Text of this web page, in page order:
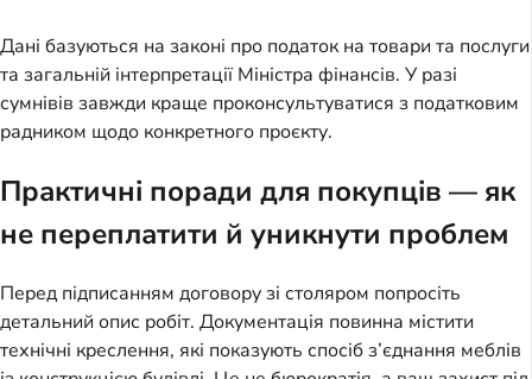
Дані базуються на законі про податок на товари та послуги
та загальній інтерпретації Міністра фінансів. У разі
сумнівів завжди краще проконсультуватися з податковим
радником щодо конкретного проєкту.
Практичні поради для покупців — як
не переплатити й уникнути проблем
Перед підписанням договору зі столяром попросіть
детальний опис робіт. Документація повинна містити
технічні креслення, які показують спосіб з’єднання меблів